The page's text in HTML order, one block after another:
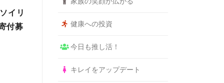
イリ
付募
健康への投資
今日も推し活！
キレイをアップデート